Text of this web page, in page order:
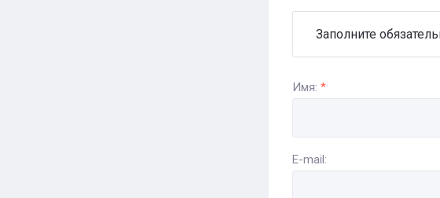
Заполните
Имя: *
E-mail: